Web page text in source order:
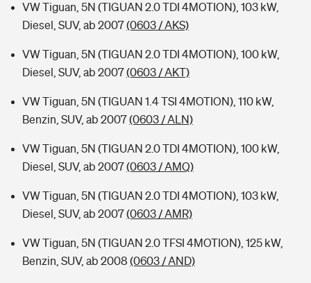
Sie haben Fragen?
Zur Übersicht
Kinderunfall-Check: Mehr Sicherheit für deine Kids
Typklassen: So ist Ihr Auto eingestuft
VW Tiguan, 5N (TIGUAN 2.0 TDI 4MOTION), 103 kW,
Diesel, SUV, ab 2007(0603 / AKS)
VW Tiguan, 5N (TIGUAN 2.0 TDI 4MOTION), 100 kW,
Diesel, SUV, ab 2007(0603 / AKT)
VW Tiguan, 5N (TIGUAN 1.4 TSI 4MOTION), 110 kW,
Benzin, SUV, ab 2007(0603 / ALN)
VW Tiguan, 5N (TIGUAN 2.0 TDI 4MOTION), 100 kW,
Diesel, SUV, ab 2007(0603 / AMQ)
VW Tiguan, 5N (TIGUAN 2.0 TDI 4MOTION), 103 kW,
Diesel, SUV, ab 2007(0603 / AMR)
VW Tiguan, 5N (TIGUAN 2.0 TFSI 4MOTION), 125 kW,
Benzin, SUV, ab 2008 (0603 / AND)